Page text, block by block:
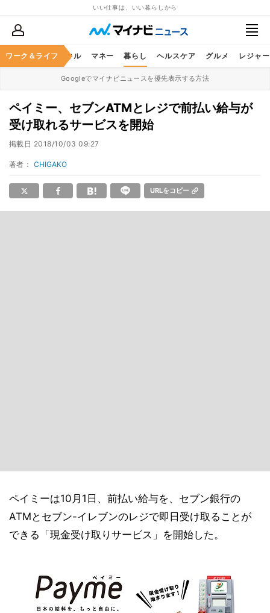
いい仕事は、いい暮らしから
ワーク＆ライフ
ア ビジネススキル マネー 暮らし ヘルスケア グルメ レジャー
Googleでマイナビニュースを優先表示する方法
ペイミー、セブンATMとレジで前払い給与が
受け取れるサービスを開始
掲載日 2018/10/03 09:27
著者： CHIGAKO
URLをコピー
ペイミーは10月1日、前払い給与を、セブン銀行の
ATMとセブン-イレブンのレジで即日受け取ることが
できる「現金受け取りサービス」を開始した。